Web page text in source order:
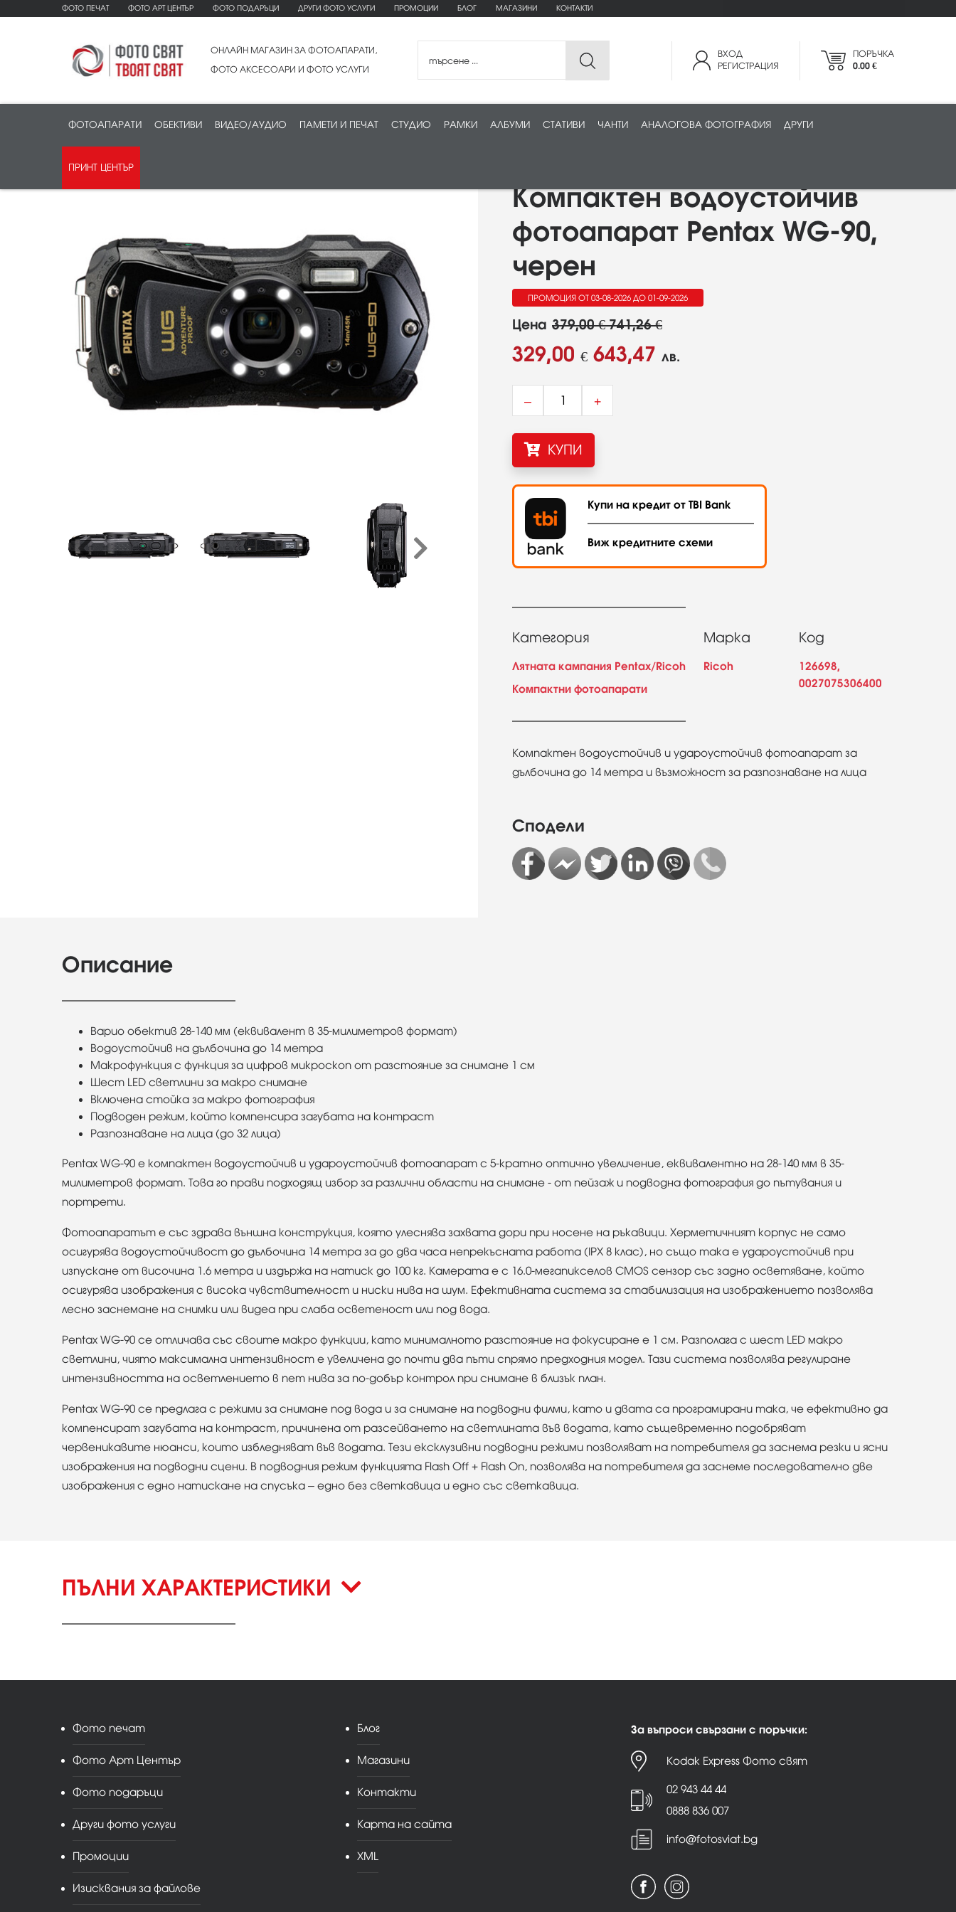
ФОТО ПЕЧАТ ФОТО АРТ ЦЕНТЪР ФОТО ПОДАРЪЦИ ДРУГИ ФОТО УСЛУГИ ПРОМОЦИИ БЛОГ МАГАЗИНИ КОНТАКТИ
ОНЛАЙН МАГАЗИН ЗА ФОТОАПАРАТИ,
ФОТО АКСЕСОАРИ И ФОТО УСЛУГИ
ВХОД
РЕГИСТРАЦИЯ
ПОРЪЧКА
0.00 €
ФОТОАПАРАТИ ОБЕКТИВИ ВИДЕО/АУДИО ПАМЕТИ И ПЕЧАТ СТУДИО РАМКИ АЛБУМИ СТАТИВИ ЧАНТИ АНАЛОГОВА ФОТОГРАФИЯ ДРУГИ
ПРИНТ ЦЕНТЪР
Компактен водоустойчив
фотоапарат Pentax WG-90,
черен
ПРОМОЦИЯ ОТ 03-08-2026 ДО 01-09-2026
Цена 379,00 € 741,26 €
329,00 € 643,47 лв.
– +
КУПИ
Купи на кредит от TBI Bank
Виж кредитните схеми
Категория
Лятната кампания Pentax/Ricoh
Компактни фотоапарати
Марка
Ricoh
Код
126698,
0027075306400
Компактен водоустойчив и удароустойчив фотоапарат за
дълбочина до 14 метра и възможност за разпознаване на лица
Сподели
Описание
Варио обектив 28-140 мм (еквивалент в 35-милиметров формат)
Водоустойчив на дълбочина до 14 метра
Макрофункция с функция за цифров микроскоп от разстояние за снимане 1 см
Шест LED светлини за макро снимане
Включена стойка за макро фотография
Подводен режим, който компенсира загубата на контраст
Разпознаване на лица (до 32 лица)
Pentax WG-90 е компактен водоустойчив и удароустойчив фотоапарат с 5-кратно оптично увеличение, еквивалентно на 28-140 мм в 35-
милиметров формат. Това го прави подходящ избор за различни области на снимане - от пейзаж и подводна фотография до пътувания и
портрети.
Фотоапаратът е със здрава външна конструкция, която улеснява захвата дори при носене на ръкавици. Херметичният корпус не само
осигурява водоустойчивост до дълбочина 14 метра за до два часа непрекъсната работа (IPX 8 клас), но също така е удароустойчив при
изпускане от височина 1.6 метра и издържа на натиск до 100 кг. Камерата е с 16.0-мегапикселов CMOS сензор със задно осветяване, който
осигурява изображения с висока чувствителност и ниски нива на шум. Ефективната система за стабилизация на изображението позволява
лесно заснемане на снимки или видеа при слаба осветеност или под вода.
Pentax WG-90 се отличава със своите макро функции, като минималното разстояние на фокусиране е 1 см. Разполага с шест LED макро
светлини, чиято максимална интензивност е увеличена до почти два пъти спрямо предходния модел. Тази система позволява регулиране
интензивността на осветлението в пет нива за по-добър контрол при снимане в близък план.
Pentax WG-90 се предлага с режими за снимане под вода и за снимане на подводни филми, като и двата са програмирани така, че ефективно да
компенсират загубата на контраст, причинена от разсейването на светлината във водата, като същевременно подобряват
червеникавите нюанси, които избледняват във водата. Тези ексклузивни подводни режими позволяват на потребителя да заснема резки и ясни
изображения на подводни сцени. В подводния режим функцията Flash Off + Flash On, позволява на потребителя да заснеме последователно две
изображения с едно натискане на спусъка – едно без светкавица и едно със светкавица.
ПЪЛНИ ХАРАКТЕРИСТИКИ
Фото печат
Фото Арт Център
Фото подаръци
Други фото услуги
Промоции
Изисквания за файлове
Блог
Магазини
Контакти
Карта на сайта
XML
За въпроси свързани с поръчки:
Kodak Express Фото свят
02 943 44 44
0888 836 007
info@fotosviat.bg